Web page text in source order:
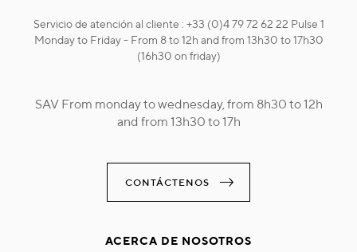
Servicio de atención al cliente : +33 (0)4 79 72 62 22 Pulse 1
Monday to Friday - From 8 to 12h and from 13h30 to 17h30
(16h30 on friday)
SAV From monday to wednesday, from 8h30 to 12h
and from 13h30 to 17h
CONTÁCTENOS
ACERCA DE NOSOTROS